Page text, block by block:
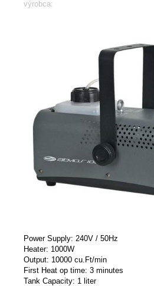
výrobca:
Power Supply: 240V / 50Hz
Heater: 1000W
Output: 10000 cu.Ft/min
First Heat op time: 3 minutes
Tank Capacity: 1 liter